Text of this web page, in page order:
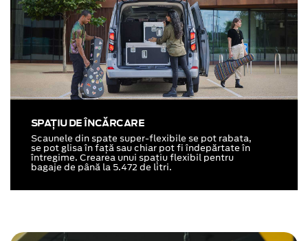
SPAȚIU DE ÎNCĂRCARE
Scaunele din spate super-flexibile se pot rabata,
se pot glisa în față sau chiar pot fi îndepărtate în
întregime. Crearea unui spațiu flexibil pentru
bagaje de până la 5.472 de litri.